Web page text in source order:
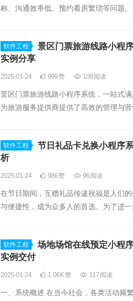
称、沟通效率低、预约看房繁琐等问题
软件工程
景区门票旅游线路小程
实例分享
2025-01-24 999赞 108阅读
景区门票旅游线路小程序系统，一站式
为旅游服务提供商提供了高效的管理与
软件工程
节日礼品卡兑换小程序
析
2025-01-24 986赞 96阅读
在节日期间，互赠礼品传递祝福是人们
与便捷性，成为众多人的首选。为了进
软件工程
场地场馆在线预定小程
实例交付
2025-01-24 1.06K赞 117阅读
一、系统概述 在当今社会，各类活动频